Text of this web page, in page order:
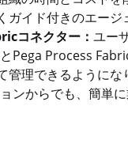
ガイド付きのエージ
コネクター： ユー
Pega Process
管理できるように
ンからでも、簡単